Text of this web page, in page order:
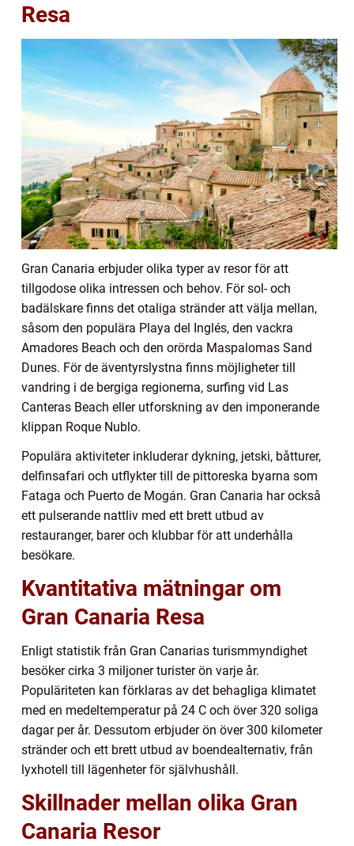
Resa
Gran Canaria erbjuder olika typer av resor för att
tillgodose olika intressen och behov. För sol- och
badälskare finns det otaliga stränder att välja mellan,
såsom den populära Playa del Inglés, den vackra
Amadores Beach och den orörda Maspalomas Sand
Dunes. För de äventyrslystna finns möjligheter till
vandring i de bergiga regionerna, surfing vid Las
Canteras Beach eller utforskning av den imponerande
klippan Roque Nublo.
Populära aktiviteter inkluderar dykning, jetski, båtturer,
delfinsafari och utflykter till de pittoreska byarna som
Fataga och Puerto de Mogán. Gran Canaria har också
ett pulserande nattliv med ett brett utbud av
restauranger, barer och klubbar för att underhålla
besökare.
Kvantitativa mätningar om
Gran Canaria Resa
Enligt statistik från Gran Canarias turismmyndighet
besöker cirka 3 miljoner turister ön varje år.
Populäriteten kan förklaras av det behagliga klimatet
med en medeltemperatur på 24 C och över 320 soliga
dagar per år. Dessutom erbjuder ön över 300 kilometer
stränder och ett brett utbud av boendealternativ, från
lyxhotell till lägenheter för självhushåll.
Skillnader mellan olika Gran
Canaria Resor